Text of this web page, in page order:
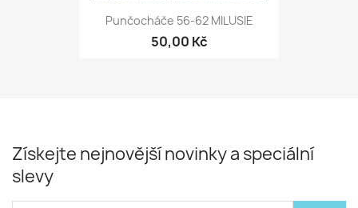
Punčocháče 56-62 MILUSIE
50,00 Kč
Získejte nejnovější novinky a speciální
slevy